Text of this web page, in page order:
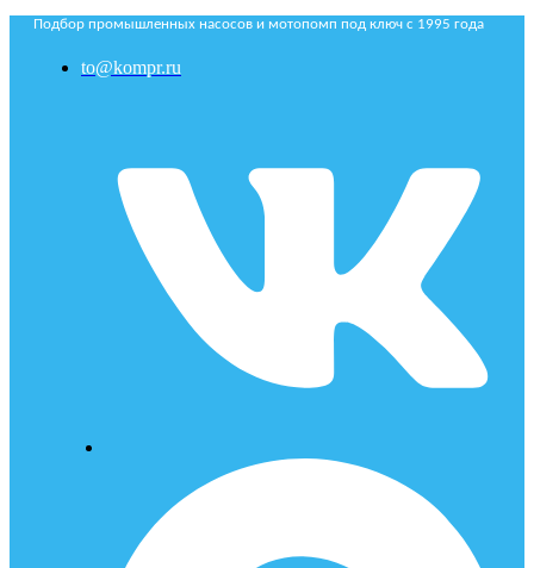
Подбор промышленных насосов и мотопомп под ключ с 1995 года
to@kompr.ru